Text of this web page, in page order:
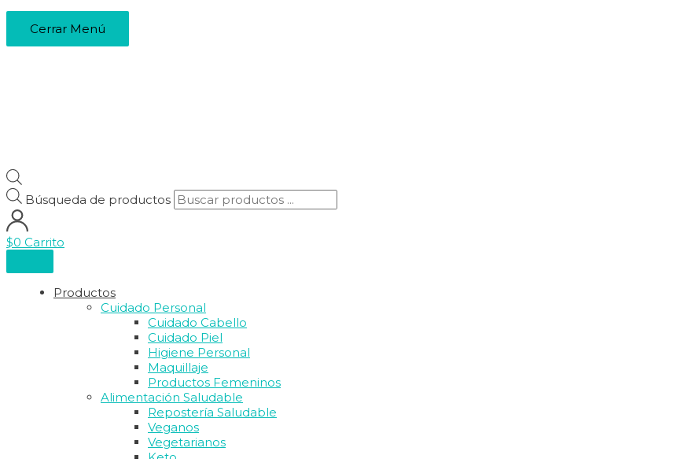
Cerrar Menú
Búsqueda de productos
$0 Carrito
Productos
Cuidado Personal
Cuidado Cabello
Cuidado Piel
Higiene Personal
Maquillaje
Productos Femeninos
Alimentación Saludable
Repostería Saludable
Veganos
Vegetarianos